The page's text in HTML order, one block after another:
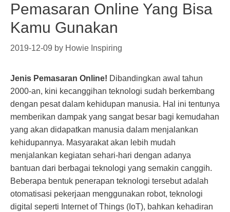
Pemasaran Online Yang Bisa
Kamu Gunakan
2019-12-09 by Howie Inspiring
Jenis Pemasaran Online! Dibandingkan awal tahun
2000-an, kini kecanggihan teknologi sudah berkembang
dengan pesat dalam kehidupan manusia. Hal ini tentunya
memberikan dampak yang sangat besar bagi kemudahan
yang akan didapatkan manusia dalam menjalankan
kehidupannya. Masyarakat akan lebih mudah
menjalankan kegiatan sehari-hari dengan adanya
bantuan dari berbagai teknologi yang semakin canggih.
Beberapa bentuk penerapan teknologi tersebut adalah
otomatisasi pekerjaan menggunakan robot, teknologi
digital seperti Internet of Things (IoT), bahkan kehadiran